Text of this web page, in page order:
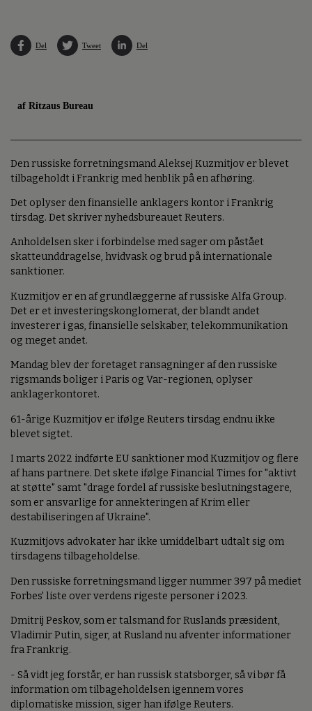
Del Tweet Del
af Ritzaus Bureau
Den russiske forretningsmand Aleksej Kuzmitjov er blevet
tilbageholdt i Frankrig med henblik på en afhøring.
Det oplyser den finansielle anklagers kontor i Frankrig
tirsdag. Det skriver nyhedsbureauet Reuters.
Anholdelsen sker i forbindelse med sager om påstået
skatteunddragelse, hvidvask og brud på internationale
sanktioner.
Kuzmitjov er en af grundlæggerne af russiske Alfa Group.
Det er et investeringskonglomerat, der blandt andet
investerer i gas, finansielle selskaber, telekommunikation
og meget andet.
Mandag blev der foretaget ransagninger af den russiske
rigsmands boliger i Paris og Var-regionen, oplyser
anklagerkontoret.
61-årige Kuzmitjov er ifølge Reuters tirsdag endnu ikke
blevet sigtet.
I marts 2022 indførte EU sanktioner mod Kuzmitjov og flere
af hans partnere. Det skete ifølge Financial Times for "aktivt
at støtte" samt "drage fordel af russiske beslutningstagere,
som er ansvarlige for annekteringen af Krim eller
destabiliseringen af Ukraine".
Kuzmitjovs advokater har ikke umiddelbart udtalt sig om
tirsdagens tilbageholdelse.
Den russiske forretningsmand ligger nummer 397 på mediet
Forbes' liste over verdens rigeste personer i 2023.
Dmitrij Peskov, som er talsmand for Ruslands præsident,
Vladimir Putin, siger, at Rusland nu afventer informationer
fra Frankrig.
- Så vidt jeg forstår, er han russisk statsborger, så vi bør få
information om tilbageholdelsen igennem vores
diplomatiske mission, siger han ifølge Reuters.